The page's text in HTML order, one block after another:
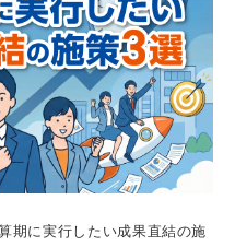
期に実行したい成果直結の施